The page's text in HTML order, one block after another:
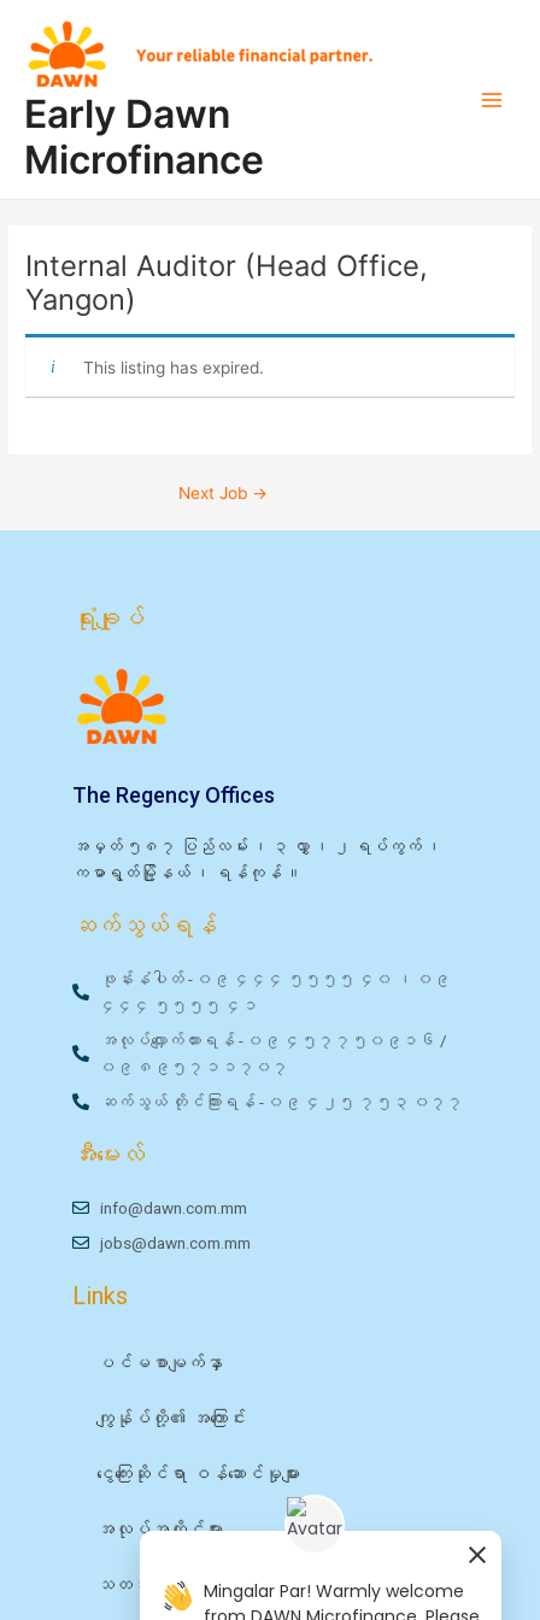
content
Early Dawn
Microfinance
Internal Auditor (Head Office,
Yangon)
This listing has expired.
navigation
Next Job →
ရုံးချုပ်
The Regency Offices
အမှတ် ၅၈၇ ပြည်လမ်း ၊ ၃ လွှာ ၊ ၂ ရပ်ကွက် ၊
ကမာရွတ်မြို့နယ် ၊ ရန်ကုန် ။
ဆက်သွယ်ရန်
ဖုန်းနံပါတ် - ၀၉ ၄၄၄ ၅၅၅၅ ၄၀ ၊ ၀၉
၄၄၄ ၅၅၅၅ ၄၁
အလုပ်လျှောက်ထားရန် - ၀၉ ၄၅၇၇၅၀၉၁၆ /
၀၉ ၈၉၅၇၁၁၇၀၇
ဆက်သွယ် တိုင်ကြားရန် - ၀၉ ၄၂၅ ၇၅၃ ၀၇၇
အီးမေးလ်
info@dawn.com.mm
jobs@dawn.com.mm
Links
ပင်မစာမျက်နှာ
ကျွန်ုပ်တို့၏ အကြောင်း
ငွေကြေးဆိုင်ရာ ဝန်ဆောင်မှုများ
အလုပ်အကိုင်များ
သတင်း
Mingalar Par! Warmly welcome